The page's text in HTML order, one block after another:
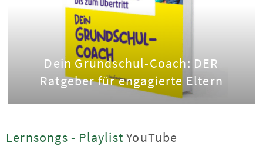
Dein Grundschul-Coach: DER
Ratgeber für engagierte Eltern
Lernsongs - PlaylistYouTube